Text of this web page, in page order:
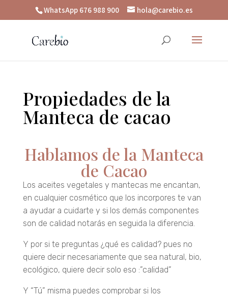
WhatsApp 676 988 900 hola@carebio.es
Propiedades de la
Manteca de cacao
Hablamos de la Manteca
de Cacao
Los aceites vegetales y mantecas me encantan,
en cualquier cosmético que los incorpores te van
a ayudar a cuidarte y si los demás componentes
son de calidad notarás en seguida la diferencia.
Y por si te preguntas ¿qué es calidad? pues no
quiere decir necesariamente que sea natural, bio,
ecológico, quiere decir solo eso :”calidad”
Y “Tú” misma puedes comprobar si los